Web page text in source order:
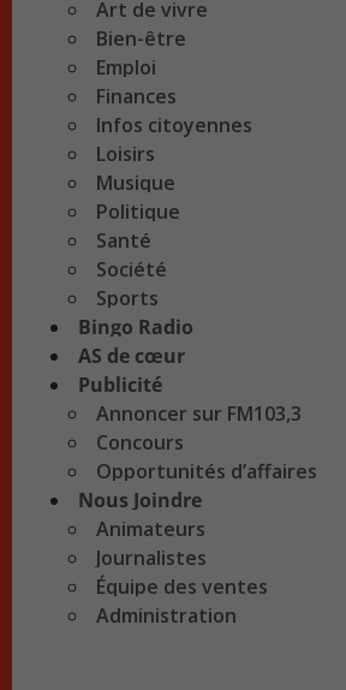
Art de vivre
Bien-être
Emploi
Finances
Infos citoyennes
Loisirs
Musique
Politique
Santé
Société
Sports
Bingo Radio
AS de cœur
Publicité
Annoncer sur FM103,3
Concours
Opportunités d’affaires
Nous Joindre
Animateurs
Journalistes
Équipe des ventes
Administration